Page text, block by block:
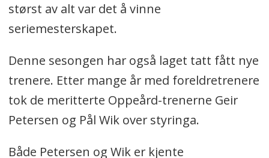
størst av alt var det å vinne
seriemesterskapet.
Denne sesongen har også laget tatt fått nye
trenere. Etter mange år med foreldretrenere
tok de meritterte Oppeård-trenerne Geir
Petersen og Pål Wik over styringa.
Både Petersen og Wik er kjente